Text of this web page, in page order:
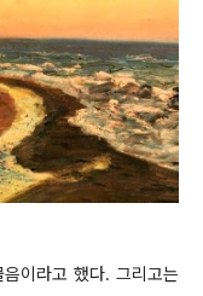
이라고 했다. 그리고는